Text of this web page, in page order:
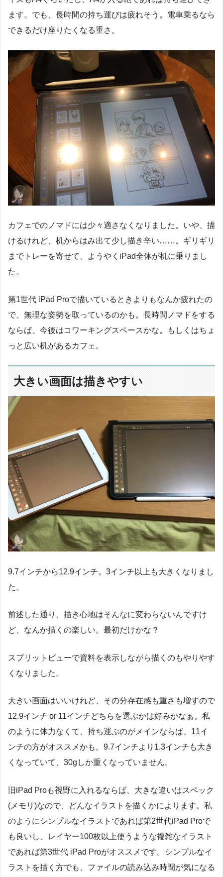
ます。でも、長時間の持ち運びは疲れそう。電車乗るなら
できるだけ座りたくなる重さ。
カフェでのノマドには少々適さなくなりました。いや、描
けるけれど、机からはみ出て少し描き辛い……。ギリギリ
までトレーを寄せて、ようやくiPad全体が机に乗りまし
た。
第1世代 iPad Proで描いているときよりもなんか疲れたの
で、無理な姿勢を取っているのかも。長時間ノマドをする
ならば、今後はコワーキングスペースかな。もしくはちょ
っと広い机があるカフェ。
大きい画面は描きやすい
9.7インチから12.9インチ。3インチ以上も大きくなりまし
た。
前述した通り、描き心地はそんなに変わらないんですけ
ど、なんか描くの楽しい。最初だけかな？
スプリットビューで資料を表示しながら描くのもやりやす
くなりました。
大きい画面はいいけれど、その分存在感も重さも増すので
12.9インチ or 11インチどちらを選ぶかは好みかなぁ。私
のように体力なくて、持ち運ぶのがメインならば、11イ
ンチの方がオススメかも。9.7インチより1.3インチも大き
くなっていて、30gしか重くなっていません。
旧iPad Proも視野に入れるならば、大きな違いはスペック
(メモリ)なので、どんなイラストを描くかによります。私
のようにシンプルなイラストであれば第2世代iPad Proで
も良いし、レイヤー100枚以上使うような複雑なイラスト
であれば第3世代 iPad Proがオススメです。シンプルなイ
ラストを描く方でも、ファイルの読み込み時間が気になる